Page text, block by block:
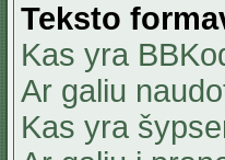
Teksto
Kas yra
Ar galiu
Kas yra